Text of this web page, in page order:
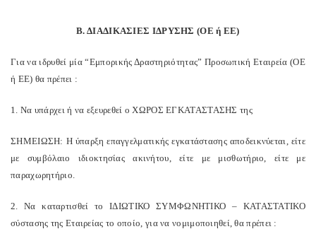
Β. ΔΙΑΔΙΚΑΣΙΕΣ ΙΔΡΥΣΗΣ (ΟΕ ή ΕΕ)
Για να ιδρυθεί μία “Εμπορικής Δραστηριότητας” Προσωπική Εταιρεία (ΟΕ
ή ΕΕ) θα πρέπει :
1. Nα υπάρχει ή να εξευρεθεί ο ΧΩΡΟΣ ΕΓΚΑΤΑΣΤΑΣΗΣ της
ΣΗΜΕΙΩΣΗ: Η ύπαρξη επαγγελματικής εγκατάστασης αποδεικνύεται, είτε
με συμβόλαιο ιδιοκτησίας ακινήτου, είτε με μισθωτήριο, είτε με
παραχωρητήριο.
2. Να καταρτισθεί το ΙΔΙΩΤΙΚΟ ΣΥΜΦΩΝΗΤΙΚΟ – ΚΑΤΑΣΤΑΤΙΚΟ
σύστασης της Εταιρείας το οποίο, για να νομιμοποιηθεί, θα πρέπει :